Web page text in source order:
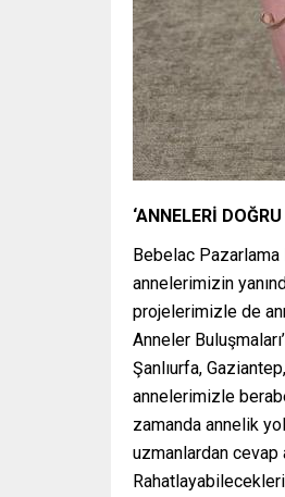
‘ANNELERİ
Bebelac Pazarlama
annelerimizin
projelerimizle de
Anneler
Şanlıurfa,
annelerimizle
zamanda annelik
uzmanlardan